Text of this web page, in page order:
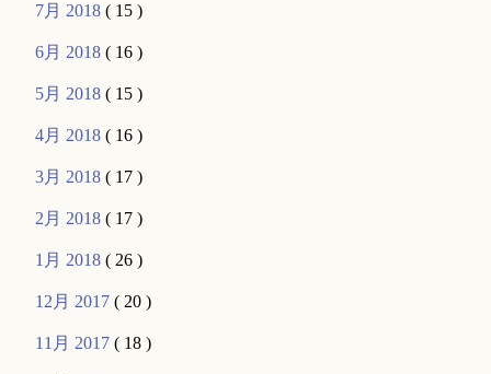
7月 2018( 15 )
6月 2018( 16 )
5月 2018( 15 )
4月 2018( 16 )
3月 2018( 17 )
2月 2018( 17 )
1月 2018( 26 )
12月 2017( 20 )
11月 2017( 18 )